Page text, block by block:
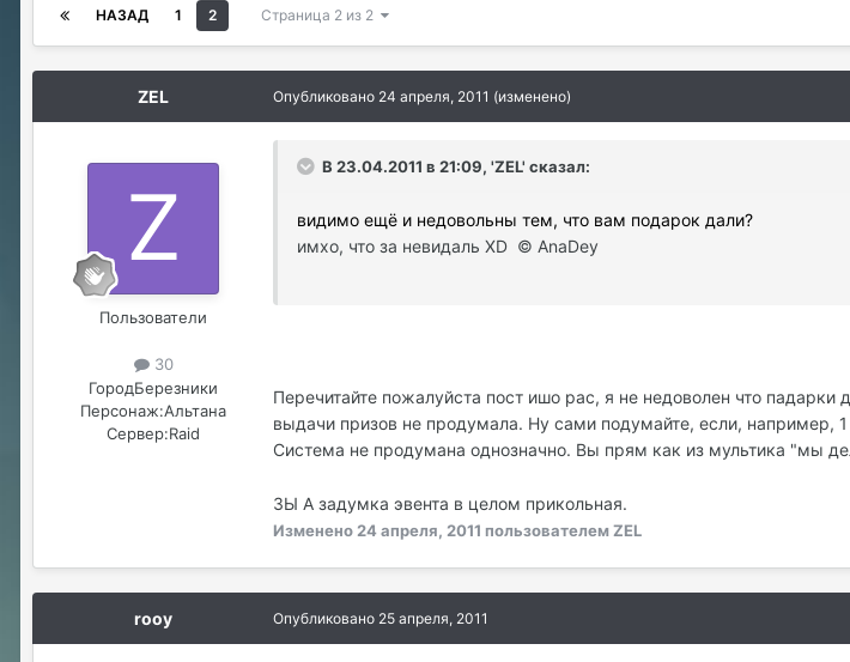
НАЗАД 1 2 Страница 2 из 2
ZEL
Пользователи
30
ГородБерезники
Персонаж:Альтана
Сервер:Raid
Опубликовано 24 апреля, 2011 (изменено)
В 23.04.2011 в 21:09, 'ZEL' сказал:
видимо ещё и недовольны тем, что вам подарок дали?
имхо, что за невидаль XD © AnaDey
Перечитайте пожалуйста пост ишо рас, я не недоволен что
выдачи призов не продумала. Ну сами подумайте, если, например,
Система не продумана однозначно. Вы прям как из мультика "мы
ЗЫ А задумка эвента в целом прикольная.
Изменено 24 апреля, 2011 пользователем ZEL
rooy Опубликовано 25 апреля, 2011